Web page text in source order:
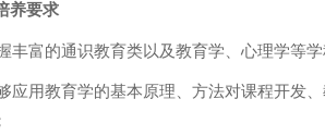
养要求
丰富的通识教育类以及教育学、心理学等
应用教育学的基本原理、方法对课程开发